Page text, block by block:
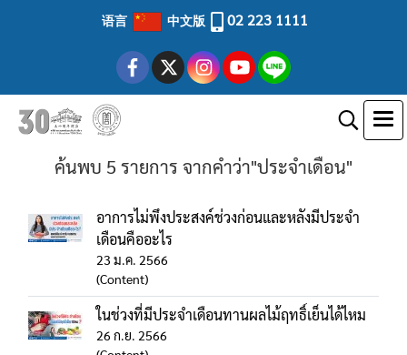
语言 中文版 02 223 1111
ค้นพบ 5 รายการ จากคำว่า"ประจำเดือน"
อาการไม่พึงประสงค์ช่วงก่อนและหลังมีประจำ
เดือนคืออะไร
23 ม.ค. 2566
(Content)
ในช่วงที่มีประจำเดือนทานผลไม้ฤทธิ์เย็นได้ไหม
26 ก.ย. 2566